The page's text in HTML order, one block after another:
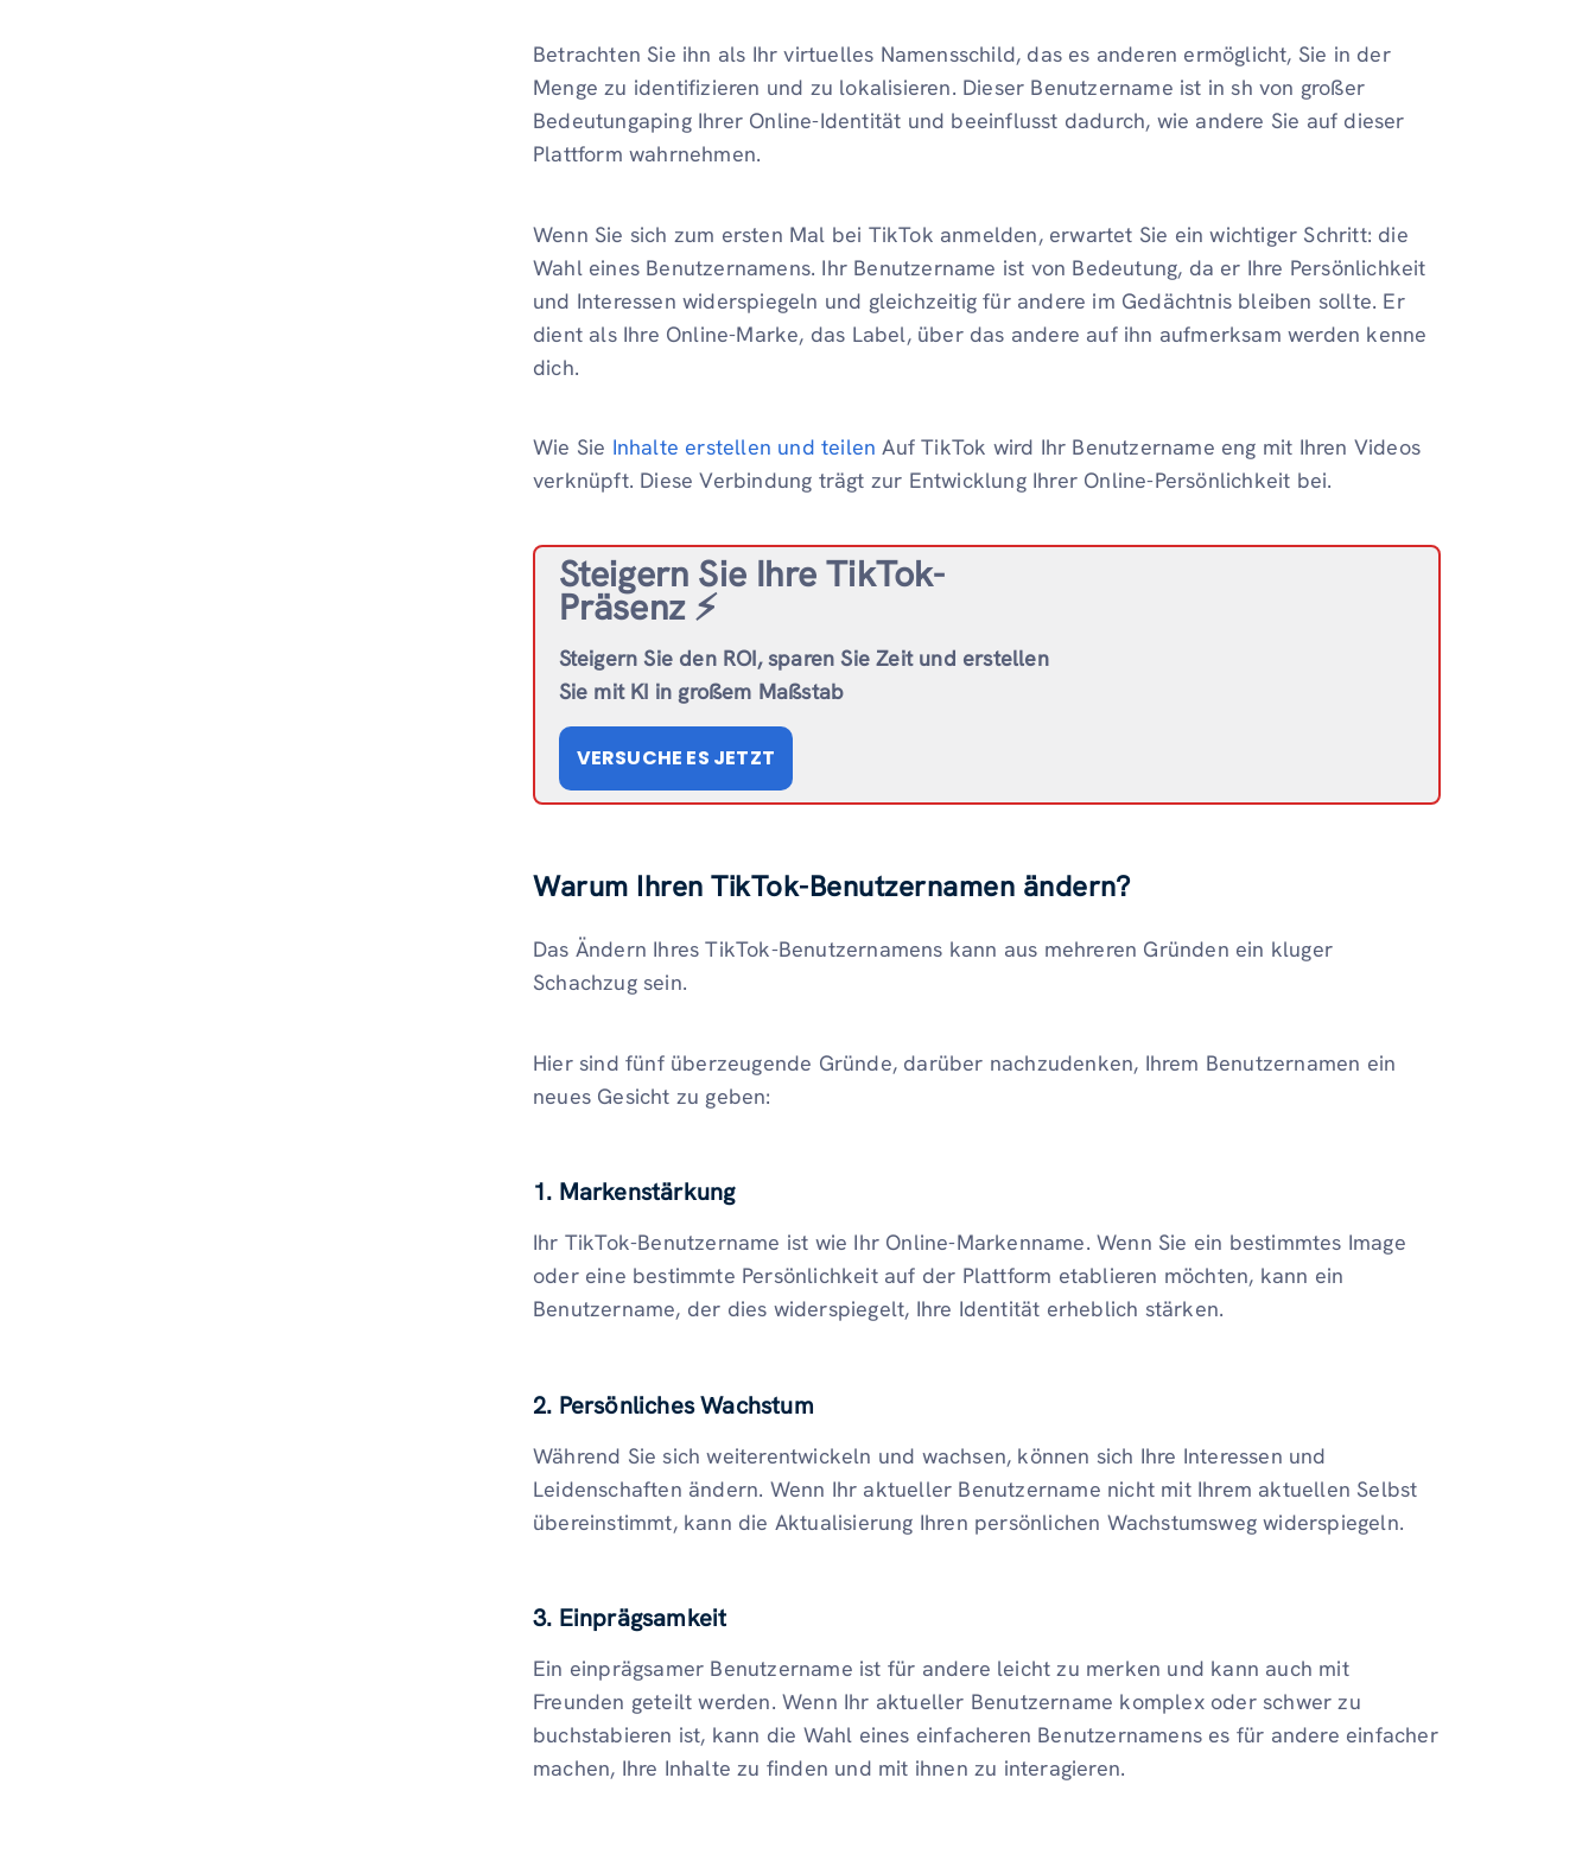
Betrachten Sie ihn als Ihr virtuelles Namensschild, das es anderen ermöglicht, Sie in der
Menge zu identifizieren und zu lokalisieren. Dieser Benutzername ist in sh von großer
Bedeutungaping Ihrer Online-Identität und beeinflusst dadurch, wie andere Sie auf dieser
Plattform wahrnehmen.
Wenn Sie sich zum ersten Mal bei TikTok anmelden, erwartet Sie ein wichtiger Schritt: die
Wahl eines Benutzernamens. Ihr Benutzername ist von Bedeutung, da er Ihre Persönlichkeit
und Interessen widerspiegeln und gleichzeitig für andere im Gedächtnis bleiben sollte. Er
dient als Ihre Online-Marke, das Label, über das andere auf ihn aufmerksam werden kenne
dich.
Wie Sie Inhalte erstellen und teilen Auf TikTok wird Ihr Benutzername eng mit Ihren Videos
verknüpft. Diese Verbindung trägt zur Entwicklung Ihrer Online-Persönlichkeit bei.
Steigern Sie Ihre TikTok-
Präsenz ⚡️
Steigern Sie den ROI, sparen Sie Zeit und erstellen
Sie mit KI in großem Maßstab
VERSUCHE ES JETZT
Warum Ihren TikTok-Benutzernamen ändern?
Das Ändern Ihres TikTok-Benutzernamens kann aus mehreren Gründen ein kluger
Schachzug sein.
Hier sind fünf überzeugende Gründe, darüber nachzudenken, Ihrem Benutzernamen ein
neues Gesicht zu geben:
1. Markenstärkung
Ihr TikTok-Benutzername ist wie Ihr Online-Markenname. Wenn Sie ein bestimmtes Image
oder eine bestimmte Persönlichkeit auf der Plattform etablieren möchten, kann ein
Benutzername, der dies widerspiegelt, Ihre Identität erheblich stärken.
2. Persönliches Wachstum
Während Sie sich weiterentwickeln und wachsen, können sich Ihre Interessen und
Leidenschaften ändern. Wenn Ihr aktueller Benutzername nicht mit Ihrem aktuellen Selbst
übereinstimmt, kann die Aktualisierung Ihren persönlichen Wachstumsweg widerspiegeln.
3. Einprägsamkeit
Ein einprägsamer Benutzername ist für andere leicht zu merken und kann auch mit
Freunden geteilt werden. Wenn Ihr aktueller Benutzername komplex oder schwer zu
buchstabieren ist, kann die Wahl eines einfacheren Benutzernamens es für andere einfacher
machen, Ihre Inhalte zu finden und mit ihnen zu interagieren.